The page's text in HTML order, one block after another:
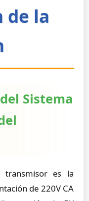
de la
Sistema
transmisor es la
de 220V CA